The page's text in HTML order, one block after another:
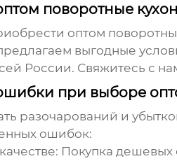
поворотные
оптом
выгодные
России. Свяжитесь с
при выборе
разочарований и
ошибок:
Покупка дешевых